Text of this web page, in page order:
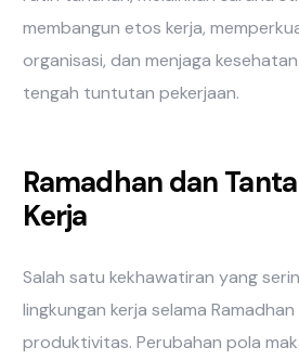
membangun etos kerja,
organisasi, dan menjaga
tengah tuntutan pekerjaan.
Ramadhan dan
Kerja
Salah satu kekhawatiran yang
lingkungan kerja selama
produktivitas. Perubahan pola